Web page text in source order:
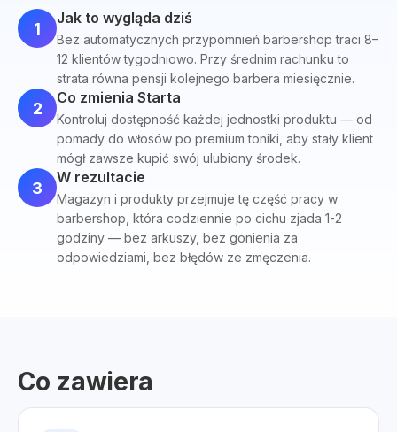
1
Jak to wygląda dziś
Bez automatycznych przypomnień barbershop traci 8–
12 klientów tygodniowo. Przy średnim rachunku to
strata równa pensji kolejnego barbera miesięcznie.
2
Co zmienia Starta
Kontroluj dostępność każdej jednostki produktu — od
pomady do włosów po premium toniki, aby stały klient
mógł zawsze kupić swój ulubiony środek.
3
W rezultacie
Magazyn i produkty przejmuje tę część pracy w
barbershop, która codziennie po cichu zjada 1-2
godziny — bez arkuszy, bez gonienia za
odpowiedziami, bez błędów ze zmęczenia.
Co zawiera